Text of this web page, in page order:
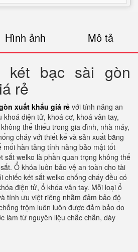
Hình ảnh Mô tả
két bạc sài gòn
rẻ
xuất khẩu giá rẻ với tính năng an
khoá điện tử, khoá cơ, khoá vân tay,
thể thiếu trong gia đình, nhà máy,
cháy với thiết kế và sản xuất bằng
mối hàn tăng tính năng bảo mật tốt
sắt welko là phần quan trọng không thể
Ổ khóa luôn bảo vệ an toàn cho tài
chiếc két sắt welko chống cháy đều có
điện tử, ổ khóa vân tay. Mỗi loại ổ
tính ưu việt riêng nhằm đảm bảo độ
trộm luôn luôn được đảm bảo do
làm từ nguyên liệu chắc chắn, dày